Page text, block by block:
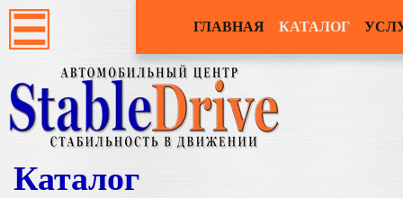
ГЛАВНАЯ КАТАЛОГ
Каталог